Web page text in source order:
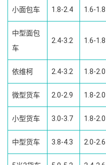
小面包车 1.8-2.4 1.6-1.8
中型面包
车
2.4-3.2 1.6-1.8
依维柯 2.4-3.2 1.8-2.0
微型货车 2.0-2.9 1.8-2.0
小型货车 3.0-3.7 1.8-2.0
中型货车 3.8-4.3 2.0-2.6